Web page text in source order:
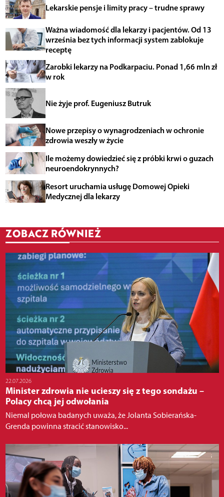
Lekarskie pensje i limity pracy – trudne sprawy
Ważna wiadomość dla lekarzy i pacjentów. Od 13
września bez tych informacji system zablokuje
receptę
Zarobki lekarzy na Podkarpaciu. Ponad 1,66 mln zł
w rok
Nie żyje prof. Eugeniusz Butruk
Nowe przepisy o wynagrodzeniach w ochronie
zdrowia weszły w życie
Ile możemy dowiedzieć się z próbki krwi o guzach
neuroendokrynnych?
Resort uruchamia usługę Domowej Opieki
Medycznej dla lekarzy
ZOBACZ RÓWNIEŻ
22.07.2026
Minister zdrowia nie ucieszy się z tego sondażu –
Polacy chcą jej odwołania
Niemal połowa badanych uważa, że Jolanta Sobierańska-
Grenda powinna stracić stanowisko...